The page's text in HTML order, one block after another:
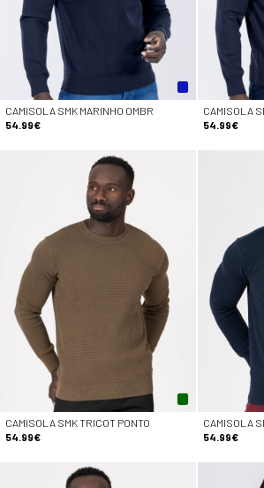
CAMISOLA SMK MARINHO OMBR
54.99€
CAMISOLA
54.99€
CAMISOLA SMK TRICOT PONTO
54.99€
CAMISOLA
54.99€